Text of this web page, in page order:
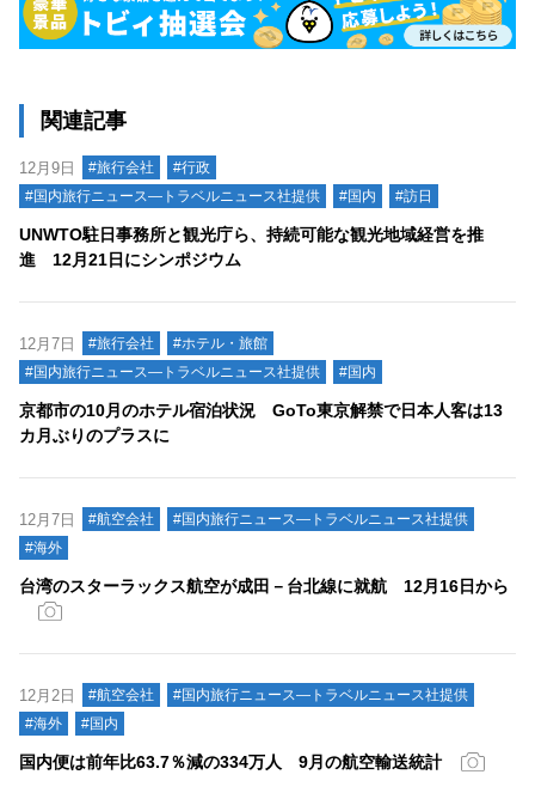
関連記事
12月9日 #旅行会社
#行政
#国内旅行ニュース―トラベルニュース社提供
#国内 #訪日
UNWTO駐日事務所と観光庁ら、持続可能な観光地域経営を推
進 12月21日にシンポジウム
12月7日 #旅行会社
#ホテル・旅館
#国内旅行ニュース―トラベルニュース社提供
#国内
京都市の10月のホテル宿泊状況 GoTo東京解禁で日本人客は13
カ月ぶりのプラスに
12月7日 #航空会社
#国内旅行ニュース―トラベルニュース社提供
#海外
台湾のスターラックス航空が成田－台北線に就航 12月16日から
12月2日 #航空会社
#国内旅行ニュース―トラベルニュース社提供
#海外
#国内
国内便は前年比63.7％減の334万人 9月の航空輸送統計